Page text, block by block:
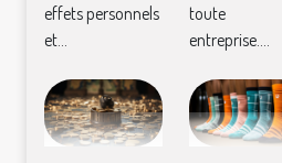
effets personnels
et...
toute
entreprise....